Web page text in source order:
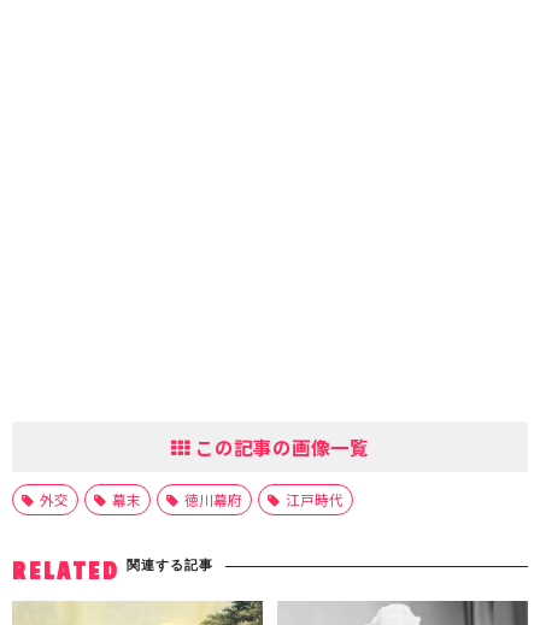
この記事の画像一覧
外交 幕末 徳川幕府 江戸時代
RELATED 関連する記事